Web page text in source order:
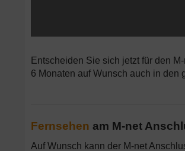
Entscheiden Sie sich jetzt für den
6 Monaten auf Wunsch auch in den
Fernsehen am M-net
Auf Wunsch kann der M-net